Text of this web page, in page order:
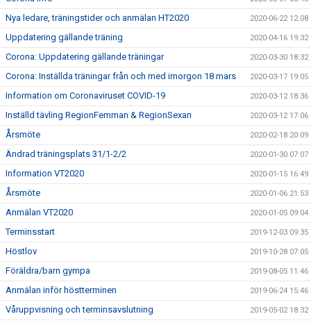
Nya ledare, träningstider och anmälan HT2020 2020-06-22 12:08
Uppdatering gällande träning 2020-04-16 19:32
Corona: Uppdatering gällande träningar 2020-03-30 18:32
Corona: Inställda träningar från och med imorgon 18 mars 2020-03-17 19:05
Information om Coronaviruset COVID-19 2020-03-12 18:36
Inställd tävling RegionFemman & RegionSexan 2020-03-12 17:06
Årsmöte 2020-02-18 20:09
Ändrad träningsplats 31/1-2/2 2020-01-30 07:07
Information VT2020 2020-01-15 16:49
Årsmöte 2020-01-06 21:53
Anmälan VT2020 2020-01-05 09:04
Terminsstart 2019-12-03 09:35
Höstlov 2019-10-28 07:05
Föräldra/barn gympa 2019-08-05 11:46
Anmälan inför höstterminen 2019-06-24 15:46
Våruppvisning och terminsavslutning 2019-05-02 18:32